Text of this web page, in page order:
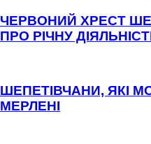
ЧЕРВОНИЙ ХРЕСТ
ПРО РІЧНУ
ШЕПЕТІВЧАНИ, ЯКІ
МЕРЛЕНІ